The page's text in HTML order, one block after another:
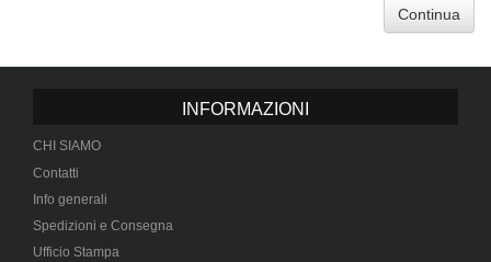
Continua
INFORMAZIONI
CHI SIAMO
Contatti
Info generali
Spedizioni e Consegna
Ufficio Stampa